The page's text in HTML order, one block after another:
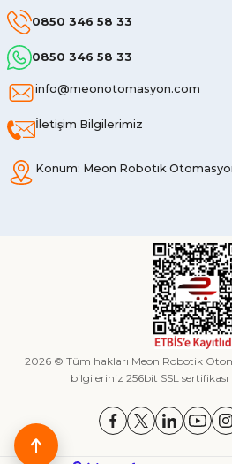
0850 346 58 33
0850 346 58 33
info@meonotomasyon.com
İletişim Bilgilerimiz
Konum: Meon Robotik
2026 © Tüm hakları Meon Robotik
bilgileriniz 256bit SSL